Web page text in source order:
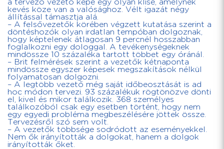
a tervező vezető képe egy olyan klisé, amelynek
kevés köze van a valósághoz. Vélt igazát négy
állítással támasztja alá.
– A felsővezetők körében végzett kutatása szerint a
döntéshozók olyan irdatlan tempóban dolgoznak,
hogy képtelenek átlagosan 9 percnél hosszabban
foglalkozni egy dologgal. A tevékenységeknek
mindössze 10 százaléka tartott többet egy óránál.
– Brit felmérések szerint a vezetők kétnaponta
mindössze egyszer képesek megszakítások nélkül
folyamatosan dolgozni.
– A legtöbb vezető még saját időbeosztását is ad
hoc módon tervezi. 93 százalékuk rögtönözve dönti
el, kivel és mikor találkozik. 368 személyes
találkozóból csak egy esetben történt, hogy nem
egy egyedi probléma megbeszélésére jöttek össze.
Tervezésről szó sem volt.
– A vezetők többsége sodródott az eseményekkel.
Nem ők irányították a dolgokat, hanem a dolgok
irányították őket.